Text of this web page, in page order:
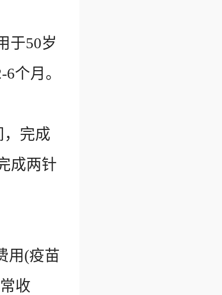
50岁
个月。
完成
成两针
(疫苗
收